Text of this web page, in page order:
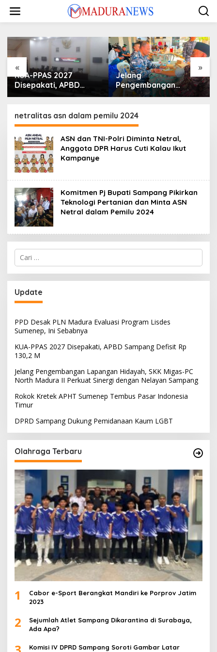
konten
« »
KUA-PPAS 2027
Disepakati, APBD
Sampang Defisit Rp
Jelang
Pengembangan
Lapangan Hidayah,
Madura II Perkuat
Sinergi dengan
Nelayan Sampang
netralitas asn dalam pemilu 2024
ASN dan TNI-Polri Diminta Netral,
Anggota DPR Harus Cuti Kalau Ikut
Kampanye
Komitmen Pj Bupati Sampang Pikirkan
Teknologi Pertanian dan Minta ASN
Netral dalam Pemilu 2024
Cari
untuk:
Update
PPD Desak PLN Madura Evaluasi Program Lisdes
Sumenep, Ini Sebabnya
KUA-PPAS 2027 Disepakati, APBD Sampang Defisit Rp
130,2 M
Jelang Pengembangan Lapangan Hidayah, SKK Migas-PC
North Madura II Perkuat Sinergi dengan Nelayan Sampang
Rokok Kretek APHT Sumenep Tembus Pasar Indonesia
Timur
DPRD Sampang Dukung Pemidanaan Kaum LGBT
Olahraga Terbaru
1
Cabor e-Sport Berangkat Mandiri ke Porprov Jatim
2023
2
Sejumlah Atlet Sampang Dikarantina di Surabaya,
Ada Apa?
Komisi IV DPRD Sampang Soroti Gambar Latar